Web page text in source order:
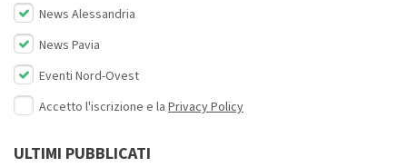
News Alessandria
News Pavia
Eventi Nord-Ovest
Accetto l'iscrizione e la Privacy Policy
ULTIMI PUBBLICATI